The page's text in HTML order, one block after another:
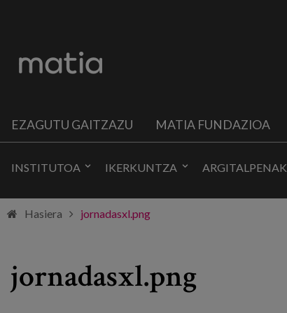
EZAGUTU GAITZAZU MATIA FUNDAZIOA
INSTITUTOA IKERKUNTZA ARGITALPENAK
Hasiera jornadasxl.png
jornadasxl.png